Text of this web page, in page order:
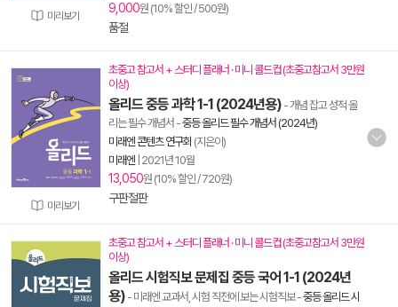
미리보기
9,000원 (10% 할인 / 500원)
품절
미리보기
초중고 참고서 + 스터디 플래너 · 미니 콜드컵 (초중고참고서 3만원
이상)
올리드 중등 과학 1-1 (2024년용) - 개념 잡고 성적 올
리는 필수 개념서 -중등 올리드 필수 개념서 (2024년)
미래엔 콘텐츠 연구회 (지은이)
미래엔 2021년 10월
13,050원 (10% 할인 / 720원)
구판절판
초중고 참고서 + 스터디 플래너 · 미니 콜드컵 (초중고참고서 3만원
이상)
올리드 시험직보 문제집 중등 국어 1-1 (2024년
용) - 미래엔 교과서, 시험 직전에 보는 시험직보-중등 올리드 시